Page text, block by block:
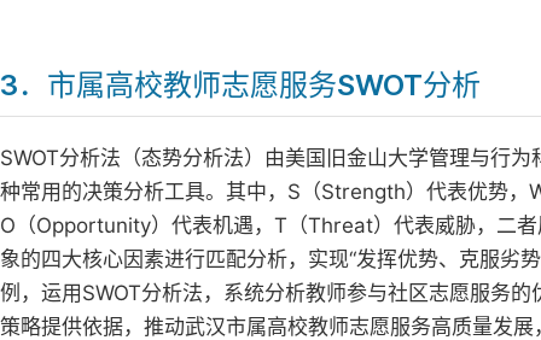
3．市属高校教师志愿服务SWOT分析
SWOT分析法（态势分析法）由美国旧金山大学管理与行
种常用的决策分析工具。其中，S（Strength）代表优势
O（Opportunity）代表机遇，T（Threat）代表威胁，二
象的四大核心因素进行匹配分析，实现“发挥优势、克服劣
例，运用SWOT分析法，系统分析教师参与社区志愿服务
策略提供依据，推动武汉市属高校教师志愿服务高质量发